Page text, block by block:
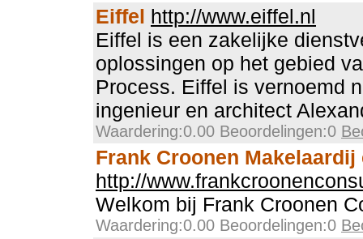
Eiffel http://www.eiffel.nl
Eiffel is een zakelijke
oplossingen op het gebied
Process. Eiffel is vernoemd
ingenieur en architect
Waardering:0.00 Beoordelingen:0
Frank Croonen Makelaardij
http://
Welkom bij Frank Croonen
Waardering:0.00 Beoordelingen:0